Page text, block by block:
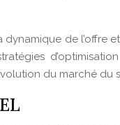
de
du marché